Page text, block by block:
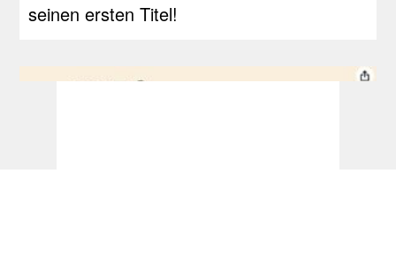
seinen ersten Titel!